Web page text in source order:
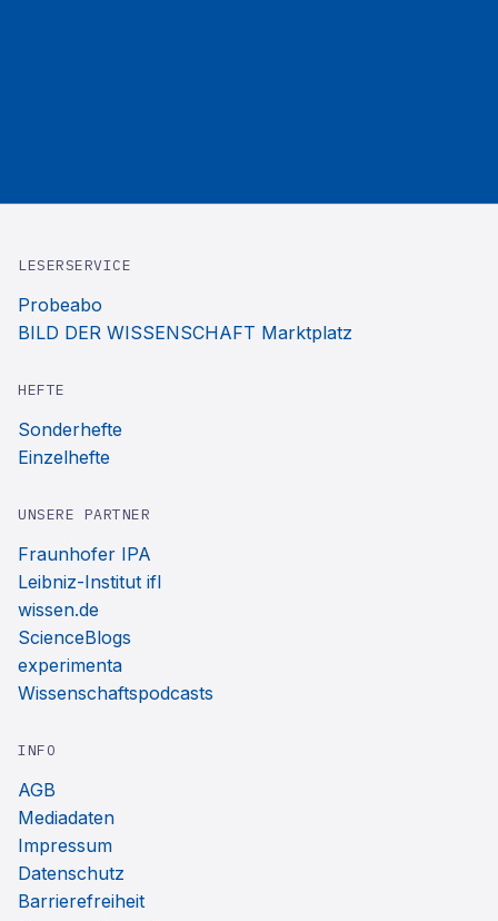
LESERSERVICE
Probeabo
BILD DER WISSENSCHAFT Marktplatz
HEFTE
Sonderhefte
Einzelhefte
UNSERE PARTNER
Fraunhofer IPA
Leibniz-Institut ifl
wissen.de
ScienceBlogs
experimenta
Wissenschaftspodcasts
INFO
AGB
Mediadaten
Impressum
Datenschutz
Barrierefreiheit